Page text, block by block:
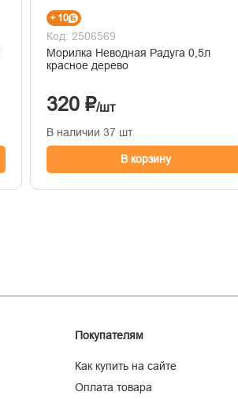
+ 10
Код: 2506569
Морилка Неводная Радуга 0,5л
красное дерево
320 ₽/шт
В наличии 37 шт
В корзину
Покупателям
Как купить на сайте
Оплата товара